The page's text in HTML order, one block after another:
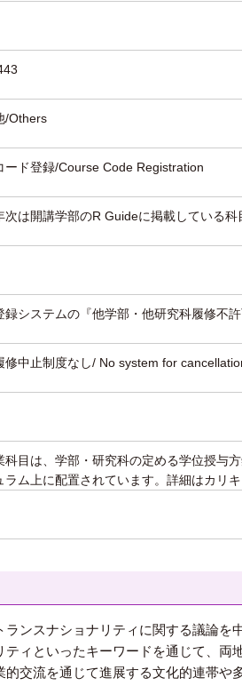
/Others
ード登録/Course Code Registration
次は開講学部のR Guideに掲載している科
録システムの『他学部・他研究科履修不
修中止制度なし/ No system for
科目は、学部・研究科の定める学位授与
ラム上に配置されています。詳細はカリ
ンスナショナリティに関する議論を
ィといったキーワードを通じて、両
交流を通じて進展する文化的連帯